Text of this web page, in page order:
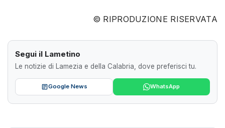
© RIPRODUZIONE RISERVATA
Segui il Lametino
Le notizie di Lamezia e della Calabria, dove preferisci tu.
Google News WhatsApp